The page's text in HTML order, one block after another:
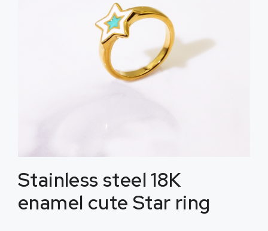
Stainless steel 18K
enamel cute Star ring